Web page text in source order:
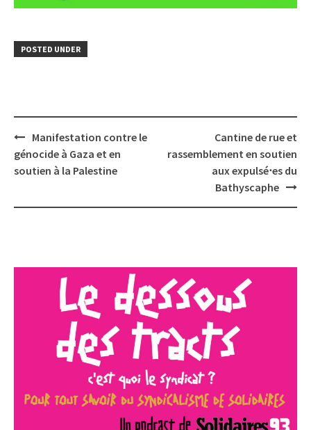
POSTED UNDER
Post
navigation
Manifestation contre le
génocide à Gaza et en
soutien à la Palestine
Cantine de rue et
rassemblement en soutien
aux expulsé⋅es du
Bathyscaphe